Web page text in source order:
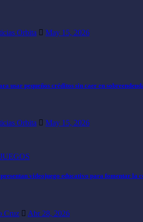
Orbita May 15, 2026
usar pequeños créditos sin caer en
Orbita May 15, 2026
videojuego educativo para fomentar la
Cruz Abr 28, 2026